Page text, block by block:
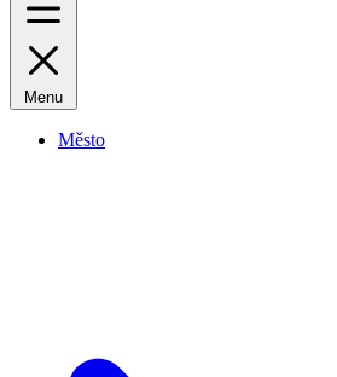
Menu
Město